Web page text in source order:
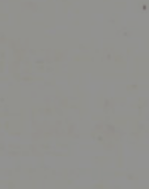
NOTICIAS